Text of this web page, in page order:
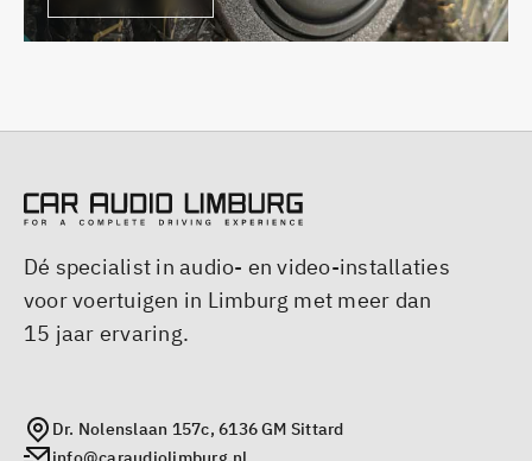
Dé specialist in audio- en video-installaties
voor voertuigen in Limburg met meer dan
15 jaar ervaring.
Dr. Nolenslaan 157c, 6136 GM Sittard